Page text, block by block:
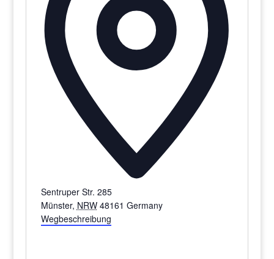
Sentruper Str. 285
Münster, NRW 48161 Germany
Wegbeschreibung